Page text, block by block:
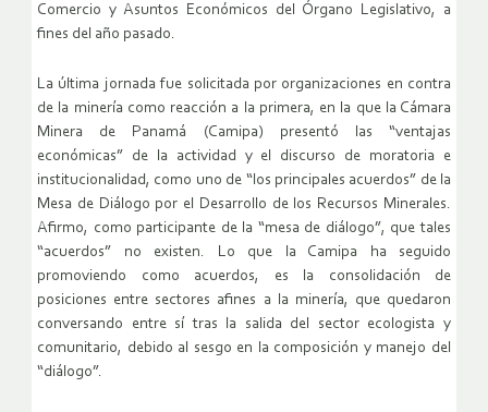
Comercio y Asuntos Económicos del Órgano Legislativo, a
fines del año pasado.
La última jornada fue solicitada por organizaciones en contra
de la minería como reacción a la primera, en la que la Cámara
Minera de Panamá (Camipa) presentó las “ventajas
económicas” de la actividad y el discurso de moratoria e
institucionalidad, como uno de “los principales acuerdos” de la
Mesa de Diálogo por el Desarrollo de los Recursos Minerales.
Afirmo, como participante de la “mesa de diálogo”, que tales
“acuerdos” no existen. Lo que la Camipa ha seguido
promoviendo como acuerdos, es la consolidación de
posiciones entre sectores afines a la minería, que quedaron
conversando entre sí tras la salida del sector ecologista y
comunitario, debido al sesgo en la composición y manejo del
“diálogo”.